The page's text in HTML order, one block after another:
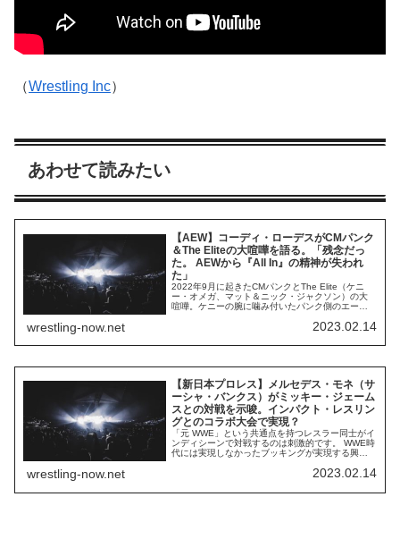
（Wrestling Inc）
あわせて読みたい
【AEW】コーディ・ローデスがCMパンク
＆The Eliteの大喧嘩を語る。「残念だっ
た。 AEWから『All In』の精神が失われ
た」
2022年9月に起きたCMパンクとThe Elite（ケニ
ー・オメガ、マット＆ニック・ジャクソン）の大
喧嘩。ケニーの腕に噛み付いたパンク側のエー
なり、当事者全員に出場停止処分が課されるとい
まれたこの騒動について、かつて AEWで副社長を
wrestling-now.net 2023.02.14
【新日本プロレス】メルセデス・モネ（サ
ーシャ・バンクス）がミッキー・ジェーム
スとの対戦を示唆。インパクト・レスリン
グとのコラボ大会で実現？
「元 WWE」という共通点を持つレスラー同士がイ
ンディシーンで対戦するのは刺激的です。 WWE時
代には実現しなかったブッキングが実現する興奮
あります。先日、インパクト・レスリングのミッ
モネ（サーシャ・バンクス）との対戦を希望する
wrestling-now.net 2023.02.14